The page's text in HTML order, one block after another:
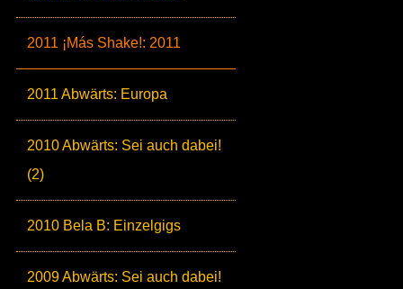
2011 ¡Más Shake!: 2011
2011 Abwärts: Europa
2010 Abwärts: Sei auch dabei!
(2)
2010 Bela B: Einzelgigs
2009 Abwärts: Sei auch dabei!